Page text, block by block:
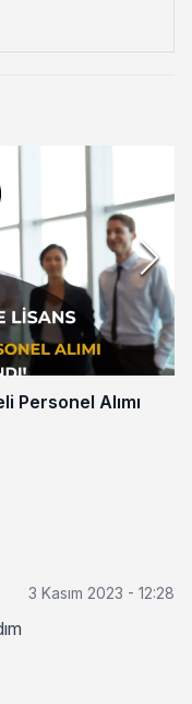
Personel Alımı
3 Kasım 2023 - 12:28